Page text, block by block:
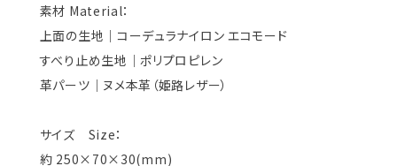
素材 Material：
上面の生地｜コーデュラナイロン エコモード
すべり止め生地｜ポリプロピレン
革パーツ｜ヌメ本革（姫路レザー）
サイズ Size：
約 250×70×30(mm)